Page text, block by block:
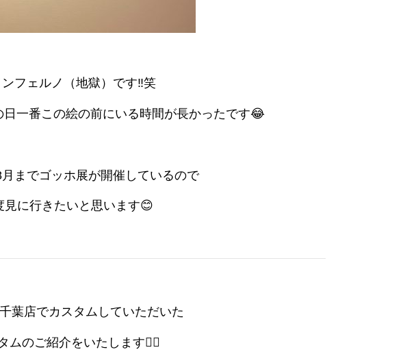
フェルノ（地獄）です‼笑
一番この絵の前にいる時間が長かったです😂
月までゴッホ展が開催しているので
見に行きたいと思います😊
葉店でカスタムしていただいた
ムのご紹介をいたします💁‍♂️